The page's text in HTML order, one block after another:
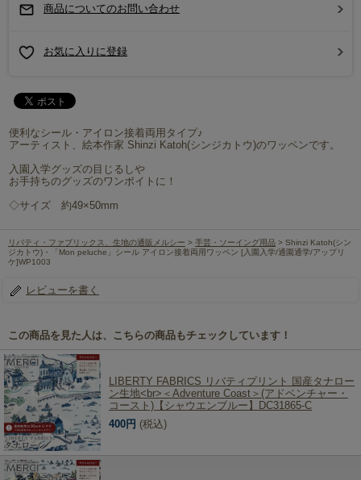
商品についてのお問い合わせ
お気に入りに登録
便利なシール・アイロン接着両用タイプ♪
アーティスト、絵本作家 Shinzi Katoh(シンジカトウ)のワッペンです。
入園入学グッズの目じるしや
お手持ちのグッズのワンポイトに！
◇サイズ 約49×50mm
リバティ・ファブリックス、生地の通販メルシー > 手芸・ソーイング用品 > Shinzi Katoh(シン
ジカトウ)・「Mon peluche」シール アイロン接着両用ワッペン [入園入学/通園通学/アップリ
ケ]WP1003
レビューを書く
この商品を見た人は、こちらの商品もチェックしています！
LIBERTY FABRICS リバティプリント 国産タナロー
ン生地<br>＜Adventure Coast＞(アドベンチャー・
コースト)【シャウエンブルー】DC31865-C
400円 (税込)